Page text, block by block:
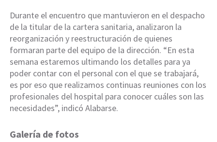
Durante el encuentro que mantuvieron en el despacho
de la titular de la cartera sanitaria, analizaron la
reorganización y reestructuración de quienes
formaran parte del equipo de la dirección. “En esta
semana estaremos ultimando los detalles para ya
poder contar con el personal con el que se trabajará,
es por eso que realizamos continuas reuniones con los
profesionales del hospital para conocer cuáles son las
necesidades”, indicó Alabarse.
Galería de fotos